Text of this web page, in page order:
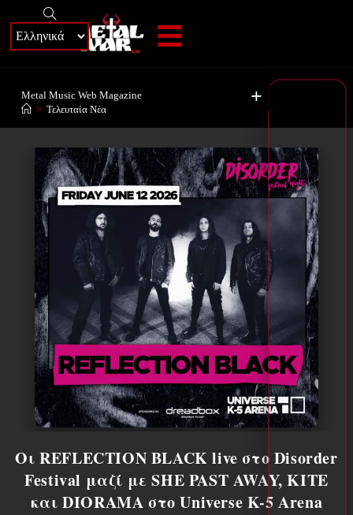
+
Metal Music Web Magazine
> Τελευταία Νέα
Οι REFLECTION BLACK live στο Disorder
Festival μαζί με SHE PAST AWAY, KITE
και DIORAMA στο Universe K-5 Arena